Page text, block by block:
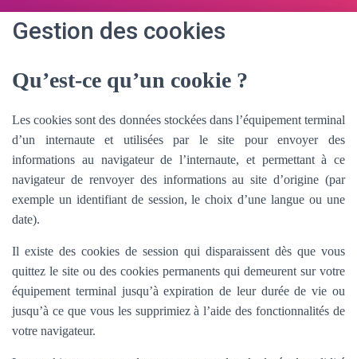
Gestion des cookies
Qu’est-ce qu’un cookie ?
Les cookies sont des données stockées dans l’équipement terminal
d’un internaute et utilisées par le site pour envoyer des
informations au navigateur de l’internaute, et permettant à ce
navigateur de renvoyer des informations au site d’origine (par
exemple un identifiant de session, le choix d’une langue ou une
date).
Il existe des cookies de session qui disparaissent dès que vous
quittez le site ou des cookies permanents qui demeurent sur votre
équipement terminal jusqu’à expiration de leur durée de vie ou
jusqu’à ce que vous les supprimiez à l’aide des fonctionnalités de
votre navigateur.